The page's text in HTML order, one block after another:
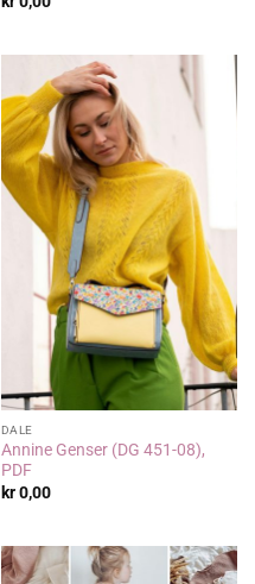
DALE
Annine Genser (DG 451-08),
PDF
kr0,00